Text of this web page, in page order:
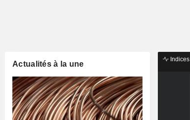
Actualités à la une
Indices